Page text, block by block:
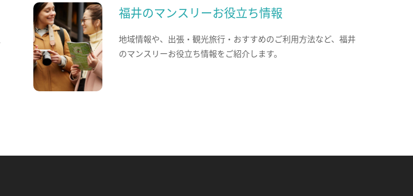
福井のマンスリーお役立ち情報
地域情報や、出張・観光旅行・おすすめのご利用方法など、福井
のマンスリーお役立ち情報をご紹介します。